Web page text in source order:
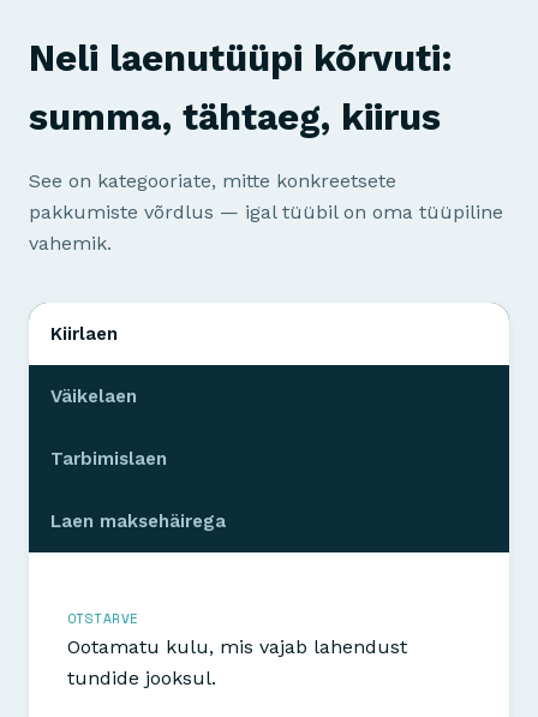
Neli laenutüüpi kõrvuti:
summa, tähtaeg, kiirus
See on kategooriate, mitte konkreetsete
pakkumiste võrdlus — igal tüübil on oma tüüpiline
vahemik.
Kiirlaen
Väikelaen
Tarbimislaen
Laen maksehäirega
OTSTARVE
Ootamatu kulu, mis vajab lahendust
tundide jooksul.